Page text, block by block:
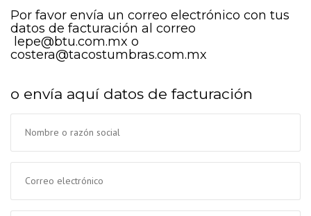
Por favor envía un correo electrónico con tus
datos de facturación al correo
lepe@btu.com.mx o
costera@tacostumbras.com.mx
o envía aquí datos de facturación